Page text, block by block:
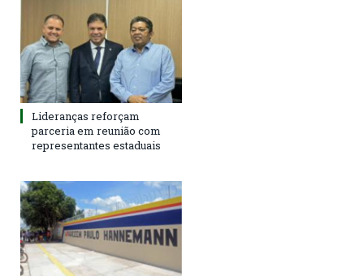
Lideranças reforçam
parceria em reunião com
representantes estaduais